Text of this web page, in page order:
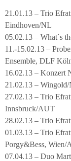
21.01.13 – Trio
Eindhoven/NL
05.02.13 – What´s
11.-15.02.13 –
Ensemble, DLF
16.02.13 – Konzert
21.02.13 –
27.02.13 – Trio
Innsbruck/AUT
28.02.13 – Trio
01.03.13 – Trio
Porgy&Bess, Wien/
07.04.13 – Duo